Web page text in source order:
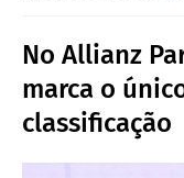
No Allianz
marca o
classificação